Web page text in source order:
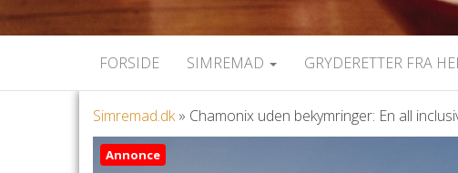
FORSIDE SIMREMAD GRYDERETTER FRA
Simremad.dk» Chamonix uden bekymringer: En all
Annonce